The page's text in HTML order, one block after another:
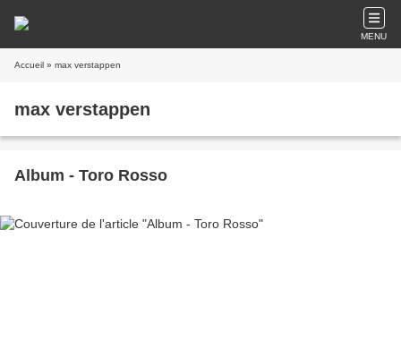
MENU
Accueil » max verstappen
max verstappen
Album - Toro Rosso